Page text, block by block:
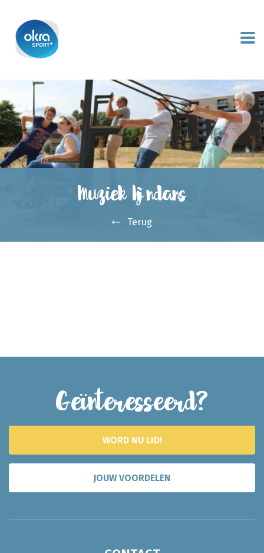
Muziek lijndans
Terug
Geïnteresseerd?
WORD NU LID!
JOUW VOORDELEN